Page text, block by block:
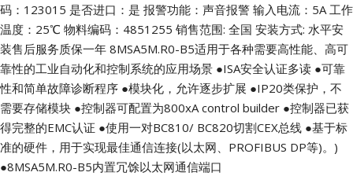
码：123015 是否进口：是 报警功能：声音报警 输入电流：5A工作
温度：25℃ 物料编码：4851255 销售范围: 全国 安装方式: 水平安
装售后服务质保一年 8MSA5M.R0-B5适用于各种需要高性能、高可
靠性的工业自动化和控制系统的应用场景 ●ISA安全认证多读 ●可靠
性和简单故障诊断程序 ●模块化，允许逐步扩展 ●IP20类保护，不
需要存储模块 ●控制器可配置为800xA control builder ●控制器已获
得完整的EMC认证 ●使用一对BC810/ BC820切割CEX总线 ●基于标
准的硬件，用于实现最佳通信连接(以太网、PROFIBUS DP等)。)
●8MSA5M.R0-B5内置冗馀以太网通信端口